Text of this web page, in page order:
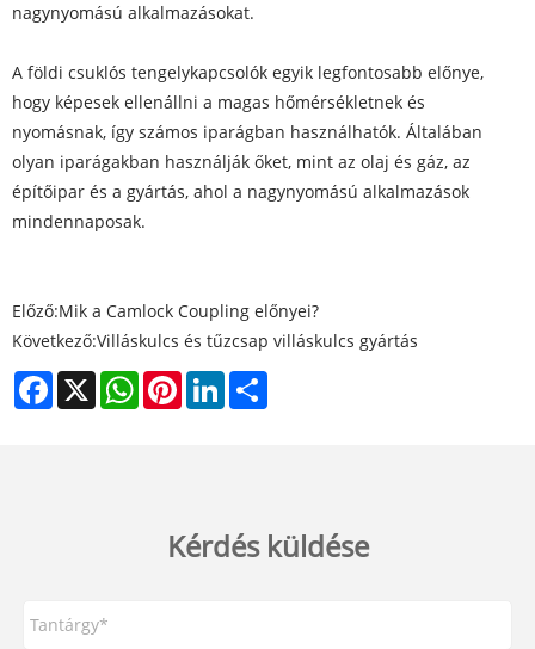
nagynyomású alkalmazásokat.
A földi csuklós tengelykapcsolók egyik legfontosabb előnye,
hogy képesek ellenállni a magas hőmérsékletnek és
nyomásnak, így számos iparágban használhatók. Általában
olyan iparágakban használják őket, mint az olaj és gáz, az
építőipar és a gyártás, ahol a nagynyomású alkalmazások
mindennaposak.
Előző:Mik a Camlock Coupling előnyei?
Következő:Villáskulcs és tűzcsap villáskulcs gyártás
Facebook
X WhatsAppPinterestLinkedIn
Kérdés küldése